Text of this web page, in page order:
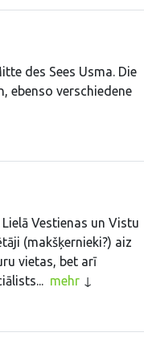
des Sees Usma. Die
ebenso verschiedene
Vestienas un Vistu
(makšķernieki?) aiz
vietas, bet arī
mehr